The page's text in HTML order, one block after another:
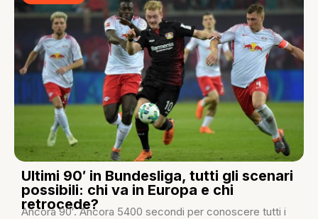
Ultimi 90′ in Bundesliga, tutti gli scenari
possibili: chi va in Europa e chi
retrocede?
Ancora 90′. Ancora 5400 secondi per conoscere tutti i